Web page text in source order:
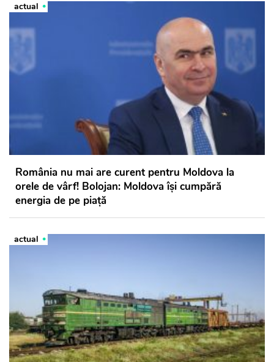
actual
România nu mai are curent pentru Moldova la
orele de vârf! Bolojan: Moldova își cumpără
energia de pe piață
actual